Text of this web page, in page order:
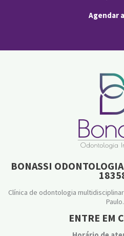
Agendar
BONASSI
Clínica de odontologia
Paulo.
ENTRE EM